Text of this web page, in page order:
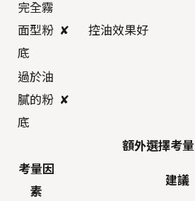
完全霧
面型粉
底
✘ 控油效果好
過於油
膩的粉
底
✘
額外選擇考量
考量因
素
建議